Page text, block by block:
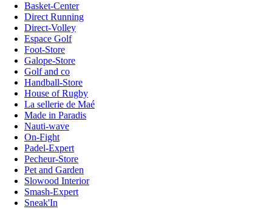
Basket-Center
Direct Running
Direct-Volley
Espace Golf
Foot-Store
Galope-Store
Golf and co
Handball-Store
House of Rugby
La sellerie de Maé
Made in Paradis
Nauti-wave
On-Fight
Padel-Expert
Pecheur-Store
Pet and Garden
Slowood Interior
Smash-Expert
Sneak'In